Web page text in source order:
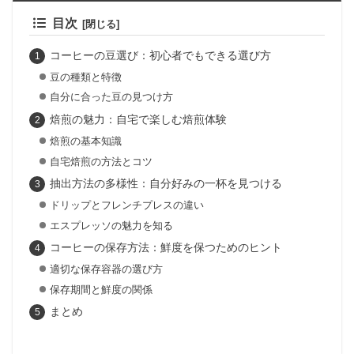
目次
コーヒーの豆選び：初心者でもできる選び方
豆の種類と特徴
自分に合った豆の見つけ方
焙煎の魅力：自宅で楽しむ焙煎体験
焙煎の基本知識
自宅焙煎の方法とコツ
抽出方法の多様性：自分好みの一杯を見つける
ドリップとフレンチプレスの違い
エスプレッソの魅力を知る
コーヒーの保存方法：鮮度を保つためのヒント
適切な保存容器の選び方
保存期間と鮮度の関係
まとめ